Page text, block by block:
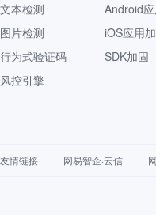
文本检测
图片检测
行为式验证码
风控引擎
Android
iOS应用
SDK加固
友情链接 网易智企·云信